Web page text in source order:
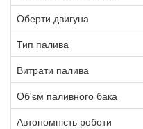
Оберти двигуна
Тип палива
Витрати палива
Об'єм паливного бака
Автономність роботи